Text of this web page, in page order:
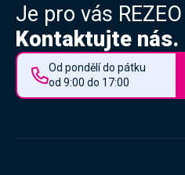
Je pro vás
Kontaktujte nás.
Od pondělí do pátku
od 9:00 do 17:00